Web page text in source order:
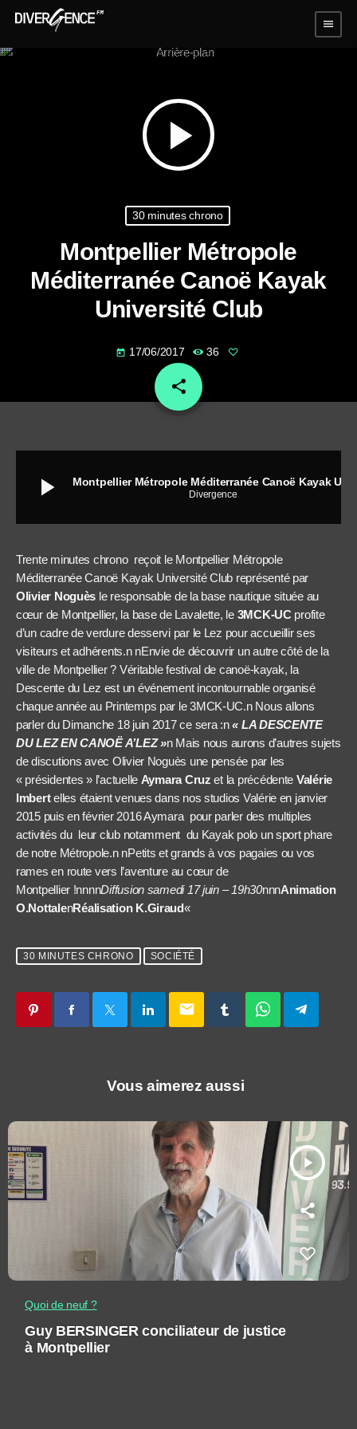
menu
play_arrow
30 minutes chrono
Montpellier Métropole
Méditerranée Canoë Kayak
Université Club
today 17/06/2017 36
share
email
play_arrow Divergence
Trente minutes chrono reçoit le Montpellier Métropole
Méditerranée Canoë Kayak Université Club représenté par
Olivier Noguès le responsable de la base nautique située au
cœur de Montpellier, la base de Lavalette, le 3MCK-UCprofite
d’un cadre de verdure desservi par le Lez pour accueillir ses
visiteurs et adhérents.n nEnvie de découvrir un autre côté de la
ville de Montpellier ? Véritable festival de canoë-kayak, la
Descente du Lez est un événement incontournable organisé
chaque année au Printemps par le 3MCK-UC.n Nous allons
parler du Dimanche 18 juin 2017 ce sera :n« LA DESCENTE
DU LEZ EN CANOË A’LEZ »n Mais nous aurons d’autres sujets
de discutions avec Olivier Noguès une pensée par les
« présidentes » l’actuelle Aymara Cruz et la précédente Valérie
Imbertelles étaient venues dans nos studios Valérie en janvier
2015 puis en février 2016 Aymara pour parler des multiples
activités du leur club notamment du Kayak polo un sport phare
de notre Métropole.n nPetits et grands à vos pagaies ou vos
rames en route vers l’aventure au cœur de
Montpellier !nnnnDiffusion samedi 17 juin – 19h30nnnAnimation
O.NottalenRéalisation K.Giraud«
30 MINUTES CHRONO SOCIÉTÉ
email
Vous aimerez aussi
play_arrow
Quoi de neuf ?
Guy BERSINGER conciliateur de justice
à Montpellier